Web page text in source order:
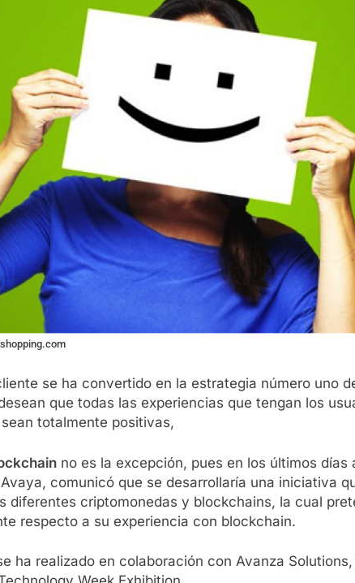
se ha convertido en la estrategia número uno
que todas las experiencias que tengan los
totalmente positivas,
no es la excepción, pues en los últimos días
comunicó que se desarrollaría una iniciativa
diferentes criptomonedas y blockchains, la cual
respecto a su experiencia con blockchain.
ha realizado en colaboración con Avanza